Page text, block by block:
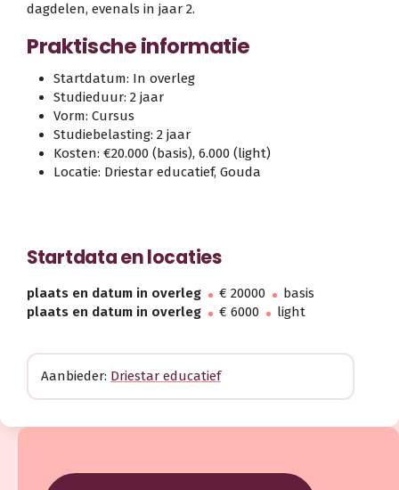
dagdelen, evenals in jaar 2.
Praktische informatie
Startdatum: In overleg
Studieduur: 2 jaar
Vorm: Cursus
Studiebelasting: 2 jaar
Kosten: €20.000 (basis), 6.000 (light)
Locatie: Driestar educatief, Gouda
Startdata en locaties
plaats en datum in overleg € 20000
basis
plaats en datum in overleg
€ 6000 light
Aanbieder: Driestar educatief